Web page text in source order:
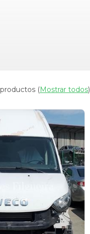
(Mostrar todos)